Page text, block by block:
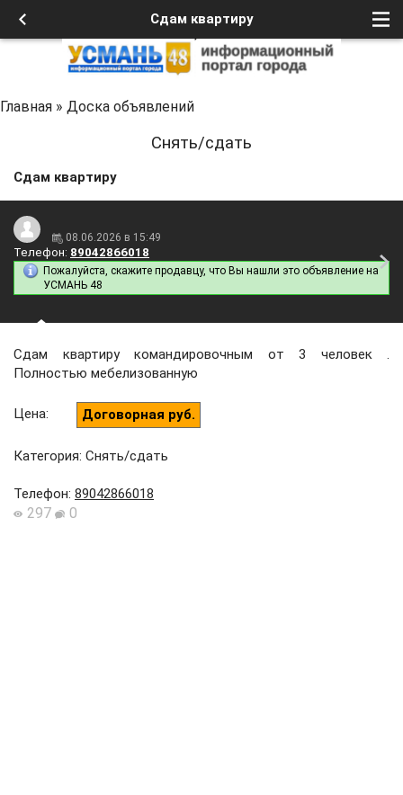
Сдам квартиру
Главная » Доска объявлений
Снять/сдать
Сдам квартиру
08.06.2026 в 15:49
Телефон: 89042866018
Пожалуйста, скажите продавцу, что Вы нашли это объявление на
УСМАНЬ 48
Сдам квартиру командировочным от 3 человек .
Полностью мебелизованную
Цена: Договорная руб.
Категория: Снять/сдать
Телефон: 89042866018
297 0